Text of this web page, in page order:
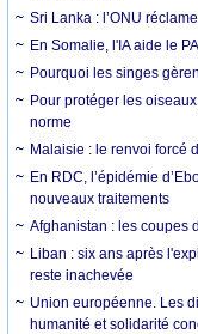
Sri Lanka : l’ONU
En Somalie, l'IA aide le
Pourquoi les singes
Pour protéger les
norme
Malaisie : le renvoi forcé
En RDC, l’épidémie
nouveaux traitements
Afghanistan : les coupes
Liban : six ans après
reste inachevée
Union européenne. Les
humanité et solidarité